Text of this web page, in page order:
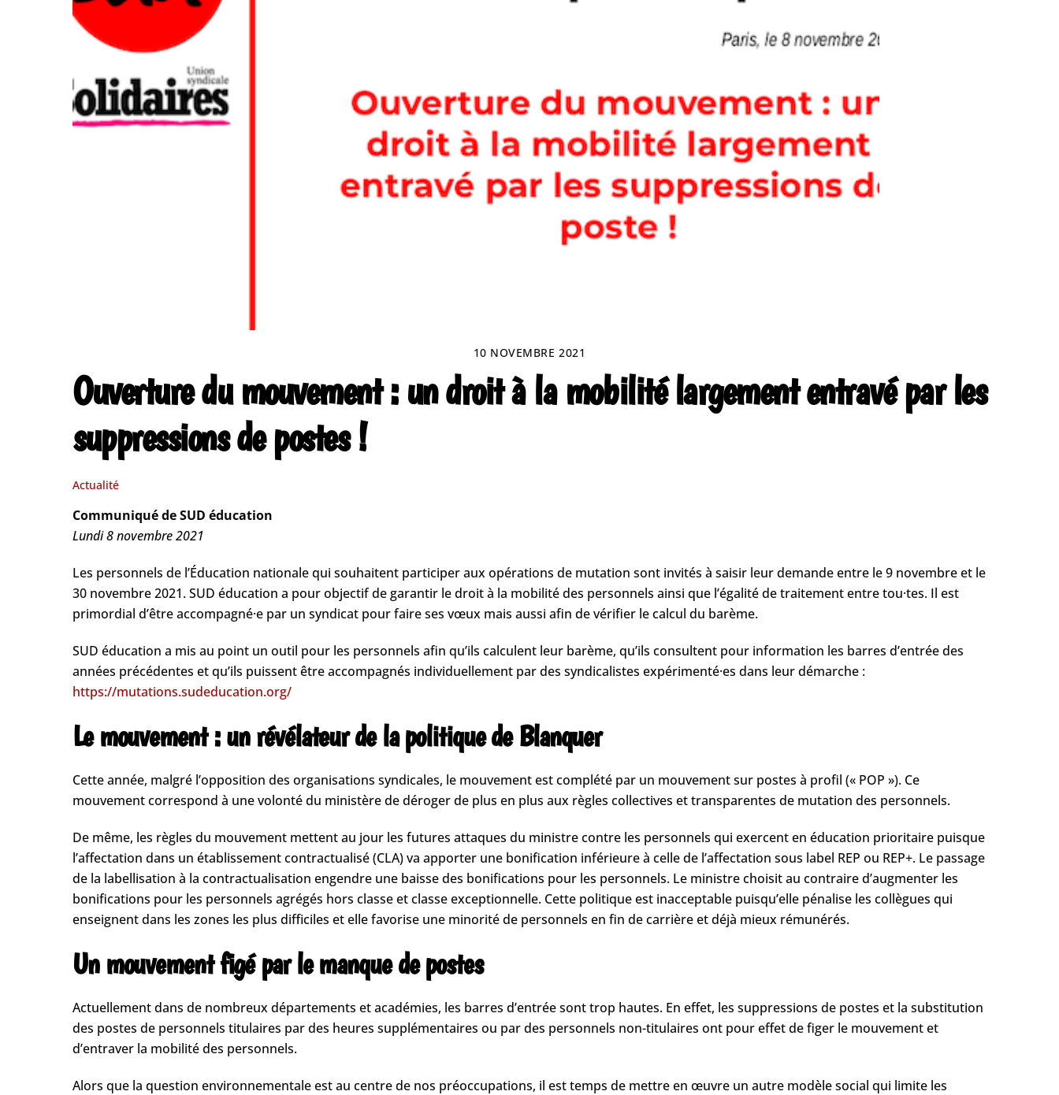
10 NOVEMBRE 2021
Ouverture du mouvement : un droit à la mobilité largement entravé par les
suppressions de postes !
Actualité
Communiqué de SUD éducation
Lundi 8 novembre 2021
Les personnels de l’Éducation nationale qui souhaitent participer aux opérations de mutation sont invités à saisir leur demande entre le 9 novembre et le
30 novembre 2021. SUD éducation a pour objectif de garantir le droit à la mobilité des personnels ainsi que l’égalité de traitement entre tou·tes. Il est
primordial d’être accompagné·e par un syndicat pour faire ses vœux mais aussi afin de vérifier le calcul du barème.
SUD éducation a mis au point un outil pour les personnels afin qu’ils calculent leur barème, qu’ils consultent pour information les barres d’entrée des
années précédentes et qu’ils puissent être accompagnés individuellement par des syndicalistes expérimenté·es dans leur démarche :
https://mutations.sudeducation.org/
Le mouvement : un révélateur de la politique de Blanquer
Cette année, malgré l’opposition des organisations syndicales, le mouvement est complété par un mouvement sur postes à profil (« POP »). Ce
mouvement correspond à une volonté du ministère de déroger de plus en plus aux règles collectives et transparentes de mutation des personnels.
De même, les règles du mouvement mettent au jour les futures attaques du ministre contre les personnels qui exercent en éducation prioritaire puisque
l’affectation dans un établissement contractualisé (CLA) va apporter une bonification inférieure à celle de l’affectation sous label REP ou REP+. Le passage
de la labellisation à la contractualisation engendre une baisse des bonifications pour les personnels. Le ministre choisit au contraire d’augmenter les
bonifications pour les personnels agrégés hors classe et classe exceptionnelle. Cette politique est inacceptable puisqu’elle pénalise les collègues qui
enseignent dans les zones les plus difficiles et elle favorise une minorité de personnels en fin de carrière et déjà mieux rémunérés.
Un mouvement figé par le manque de postes
Actuellement dans de nombreux départements et académies, les barres d’entrée sont trop hautes. En effet, les suppressions de postes et la substitution
des postes de personnels titulaires par des heures supplémentaires ou par des personnels non-titulaires ont pour effet de figer le mouvement et
d’entraver la mobilité des personnels.
Alors que la question environnementale est au centre de nos préoccupations, il est temps de mettre en œuvre un autre modèle social qui limite les